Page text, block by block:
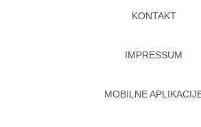
KONTAKT
IMPRESSUM
MOBILNE